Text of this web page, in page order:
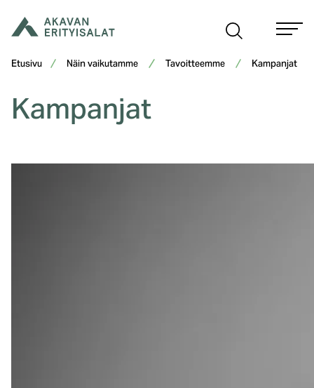
sisältöön
Etusivu Näin vaikutamme Tavoitteemme Kampanjat
Kampanjat